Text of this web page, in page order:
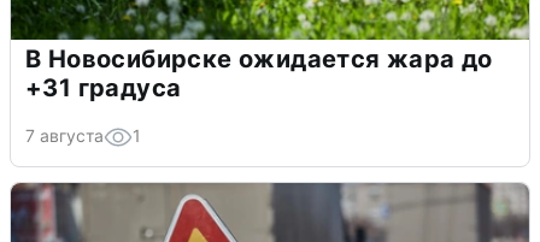
В Новосибирске ожидается жара до
+31 градуса
7 августа 1